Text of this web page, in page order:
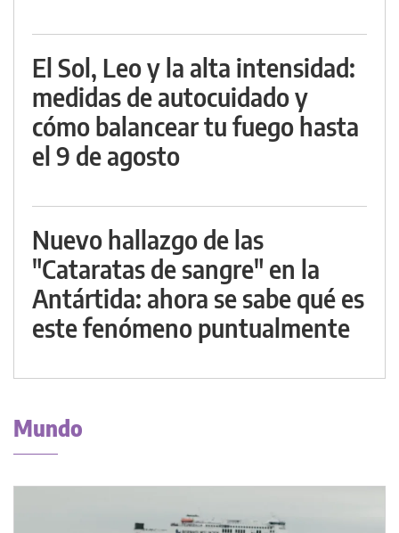
El Sol, Leo y la alta intensidad:
medidas de autocuidado y
cómo balancear tu fuego hasta
el 9 de agosto
Nuevo hallazgo de las
"Cataratas de sangre" en la
Antártida: ahora se sabe qué es
este fenómeno puntualmente
Mundo